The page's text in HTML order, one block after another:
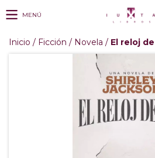
MENÚ
Inicio / Ficción / Novela / El reloj